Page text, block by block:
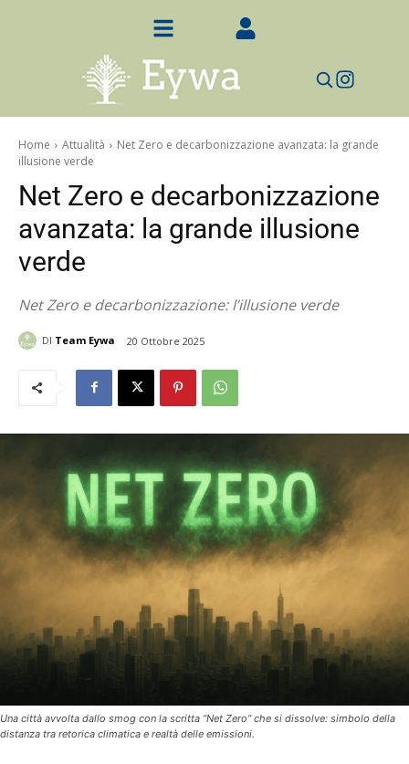
Home Attualità
Net Zero e decarbonizzazione avanzata: la grande
illusione verde
Net Zero e decarbonizzazione
avanzata: la grande illusione
verde
Net Zero e decarbonizzazione: l’illusione verde
DI Team Eywa 20 Ottobre 2025
Una città avvolta dallo smog con la scritta “Net Zero” che si dissolve: simbolo della
distanza tra retorica climatica e realtà delle emissioni.